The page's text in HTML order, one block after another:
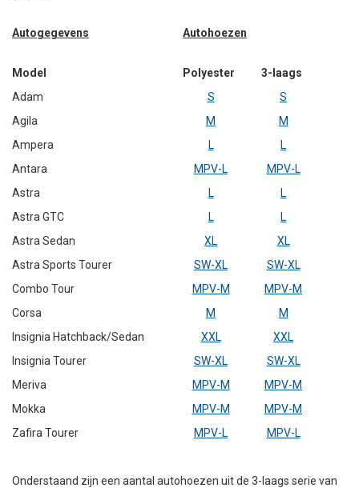
INFORMATIE DAKDRAGER SYSTEMEN
Autogegevens Autohoezen
Model Polyester 3-laags
Adam
S
S
Agila
M
M
Ampera
L
L
Antara
MPV-L
MPV-L
Astra
L
L
Astra GTC
L
L
Astra Sedan
XL
XL
Astra Sports Tourer
SW-XL
SW-XL
Combo Tour
MPV-M
MPV-M
Corsa
M
M
Insignia Hatchback/Sedan
XXL
XXL
Insignia Tourer
SW-XL
SW-XL
Meriva
MPV-M
MPV-M
Mokka
MPV-M
MPV-M
Zafira Tourer
MPV-L MPV-L
Onderstaand zijn een aantal autohoezen uit de 3-laags serie van